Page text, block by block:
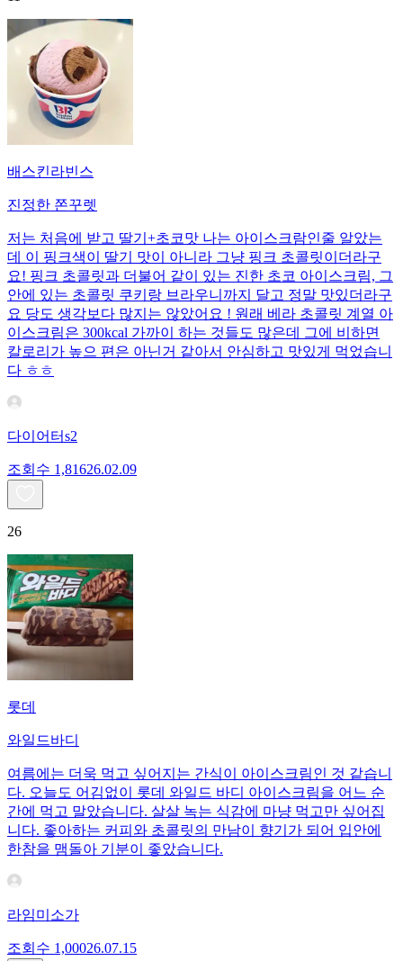
배스킨라빈스
진정한 쫀꾸렛
저는 처음에 받고 딸기+초코맛 나는 아이스크람인줄 알았는
데 이 핑크색이 딸기 맛이 아니라 그냥 핑크 초콜릿이더라구
요! 핑크 초콜릿과 더불어 같이 있는 진한 초코 아이스크림, 그
안에 있는 초콜릿 쿠키랑 브라우니까지 달고 정말 맛있더라구
요 당도 생각보다 많지는 않았어요 ! 원래 베라 초콜릿 계열 아
이스크림은 300kcal 가까이 하는 것들도 많은데 그에 비하면
칼로리가 높으 편은 아닌거 같아서 안심하고 맛있게 먹었습니
다 ㅎㅎ
다이어터s2
조회수 1,81626.02.09
26
롯데
와일드바디
여름에는 더욱 먹고 싶어지는 간식이 아이스크림인 것 같습니
다. 오늘도 어김없이 롯데 와일드 바디 아이스크림을 어느 순
간에 먹고 말았습니다. 살살 녹는 식감에 마냥 먹고만 싶어집
니다. 좋아하는 커피와 초콜릿의 만남이 향기가 되어 입안에
한참을 맴돌아 기분이 좋았습니다.
라임미소가
조회수 1,00026.07.15